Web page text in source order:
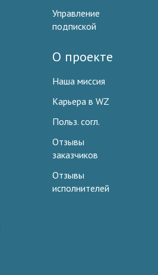
Управление
подпиской
О проекте
Наша миссия
Карьера в WZ
Польз. согл.
Отзывы
заказчиков
Отзывы
исполнителей